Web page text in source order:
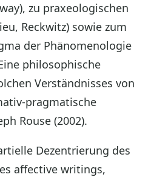
zu praxeologischen
Reckwitz) sowie zum
der Phänomenologie
philosophische
Verständnisses von
pragmatische
Rouse (2002).
Dezentrierung des
affective writings,